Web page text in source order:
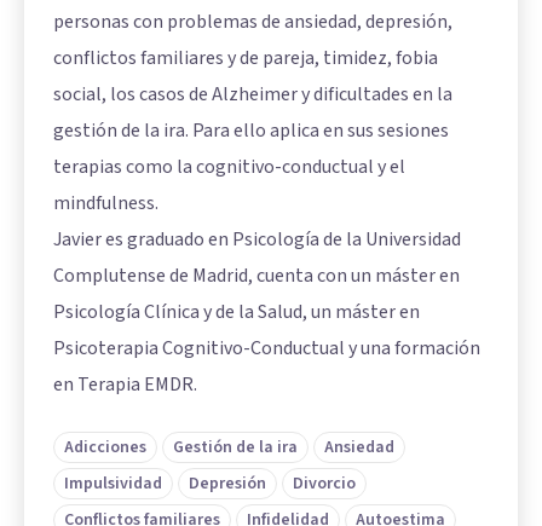
personas con problemas de ansiedad, depresión,
conflictos familiares y de pareja, timidez, fobia
social, los casos de Alzheimer y dificultades en la
gestión de la ira. Para ello aplica en sus sesiones
terapias como la cognitivo-conductual y el
mindfulness.
Javier es graduado en Psicología de la Universidad
Complutense de Madrid, cuenta con un máster en
Psicología Clínica y de la Salud, un máster en
Psicoterapia Cognitivo-Conductual y una formación
en Terapia EMDR.
Adicciones Gestión de la ira
Ansiedad
Impulsividad
Depresión
Divorcio
Conflictos familiares
Infidelidad
Autoestima